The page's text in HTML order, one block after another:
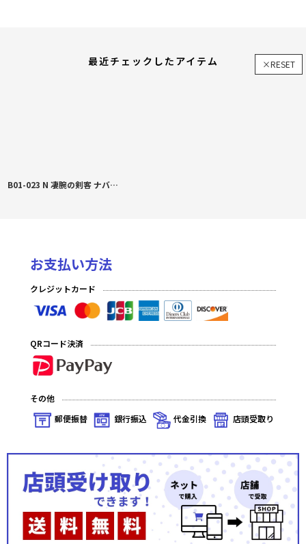
最近チェックしたアイテム ×RESET
B01-023 N 凄腕の剣客 ナバール
お支払い方法
クレジットカード
QRコード決済
その他
郵便振替
銀行振込 代金引換 店頭受取り